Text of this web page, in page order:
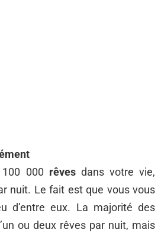
000 rêvesdans votre vie,
nuit. Le fait est que vous vous
d’entre eux. La majorité des
ou deux rêves par nuit, mais